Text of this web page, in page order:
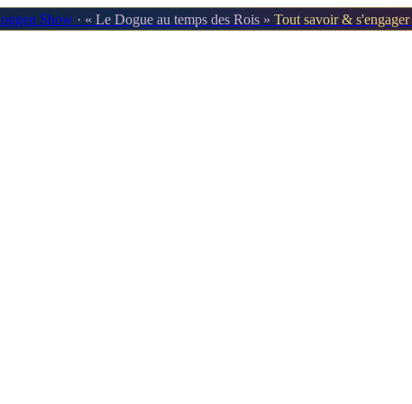
Show · « Le Dogue au temps des Rois » Tout savoir &